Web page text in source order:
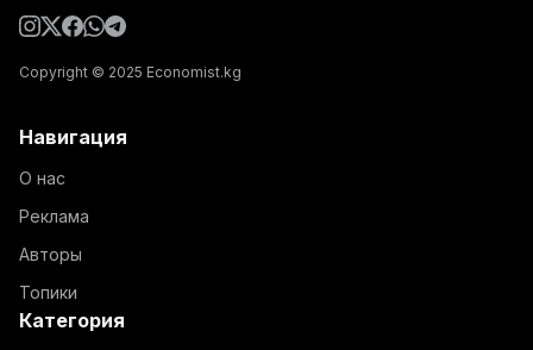
Copyright © 2025 Economist.kg
Навигация
О нас
Реклама
Авторы
Топики
Категория